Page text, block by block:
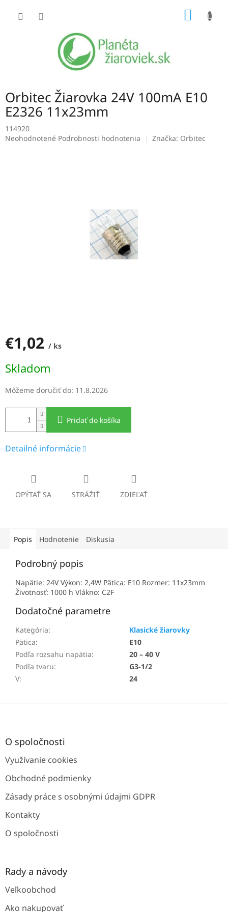
Orbitec Žiarovka 24V 100mA E10
E2326 11x23mm
114920
Priemerné
Neohodnotené Podrobnosti hodnotenia Značka: Orbitec
€1,02 / ks
cena:
Skladom
Môžeme doručiť do: 11.8.2026
Pridať do košíka
Detailné informácie
OPÝTAŤ SA STRÁŽIŤ ZDIEĽAŤ
Popis Hodnotenie Diskusia
Podrobný popis
Napätie: 24V Výkon: 2,4W Pätica: E10 Rozmer: 11x23mm
Životnosť: 1000 h Vlákno: C2F
Dodatočné parametre
Kategória:
Klasické žiarovky
Pätica:
E10
Podľa rozsahu napätia:
20 – 40 V
Podľa tvaru:
G3-1/2
V: 24
Z
O spoločnosti
Využívanie cookies
Obchodné podmienky
Zásady práce s osobnými údajmi GDPR
Kontakty
O spoločnosti
Rady a návody
Veľkoobchod
Ako nakupovať